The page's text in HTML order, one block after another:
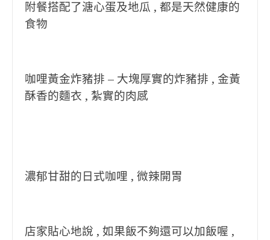
附餐搭配了溏心蛋及地瓜 , 都是天然健康的
食物
咖哩黃金炸豬排 – 大塊厚實的炸豬排 , 金黃
酥香的麵衣 , 紮實的肉感
濃郁甘甜的日式咖哩 , 微辣開胃
店家貼心地說 , 如果飯不夠還可以加飯喔 ,